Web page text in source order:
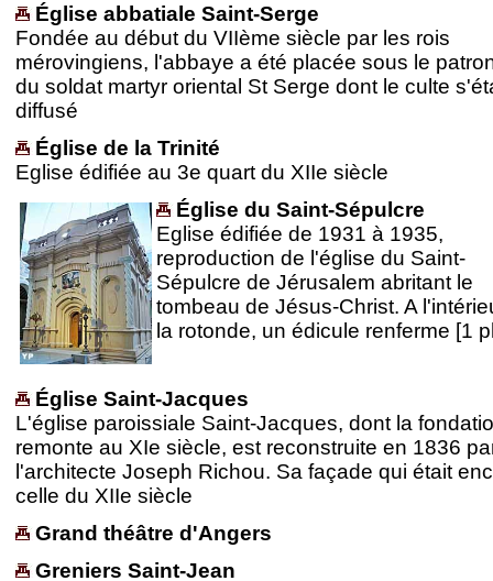
Église abbatiale Saint-Serge
Fondée au début du VIIème siècle par les rois
mérovingiens, l'abbaye a été placée sous le
du soldat martyr oriental St Serge dont le culte
diffusé
Église de la Trinité
Eglise édifiée au 3e quart du XIIe siècle
Église du Saint-Sépulcre
Eglise édifiée de 1931 à 1935,
reproduction de l'église du Saint-
Sépulcre de Jérusalem abritant le
tombeau de Jésus-Christ. A
la rotonde, un édicule renferme [1
Église Saint-Jacques
L'église paroissiale Saint-Jacques, dont la
remonte au XIe siècle, est reconstruite en 1836
l'architecte Joseph Richou. Sa façade qui était
celle du XIIe siècle
Grand théâtre d'Angers
Greniers Saint-Jean